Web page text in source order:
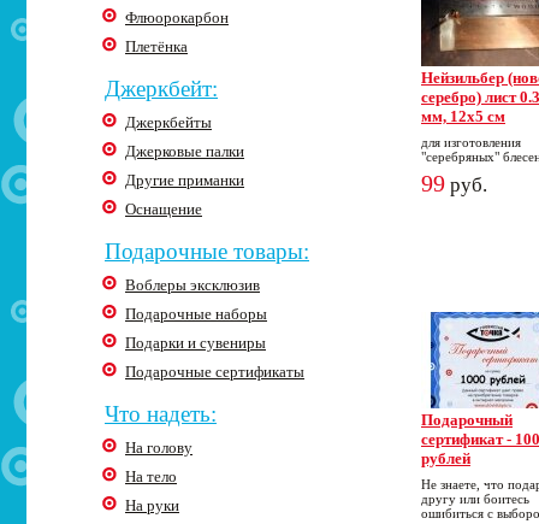
Флюорокарбон
Плетёнка
Джеркбейт:
Джеркбейты
Джерковые палки
Другие приманки
Оснащение
Подарочные товары:
Воблеры эксклюзив
Подарочные наборы
Подарки и сувениры
Подарочные сертификаты
Что надеть:
На голову
На тело
На руки
Нейзильбер
серебро) лист
мм, 12х5 см
для изготовления
"серебряных"
99 руб.
Подарочный
сертификат -
рублей
Не знаете, что
другу или боитесь
ошибиться с